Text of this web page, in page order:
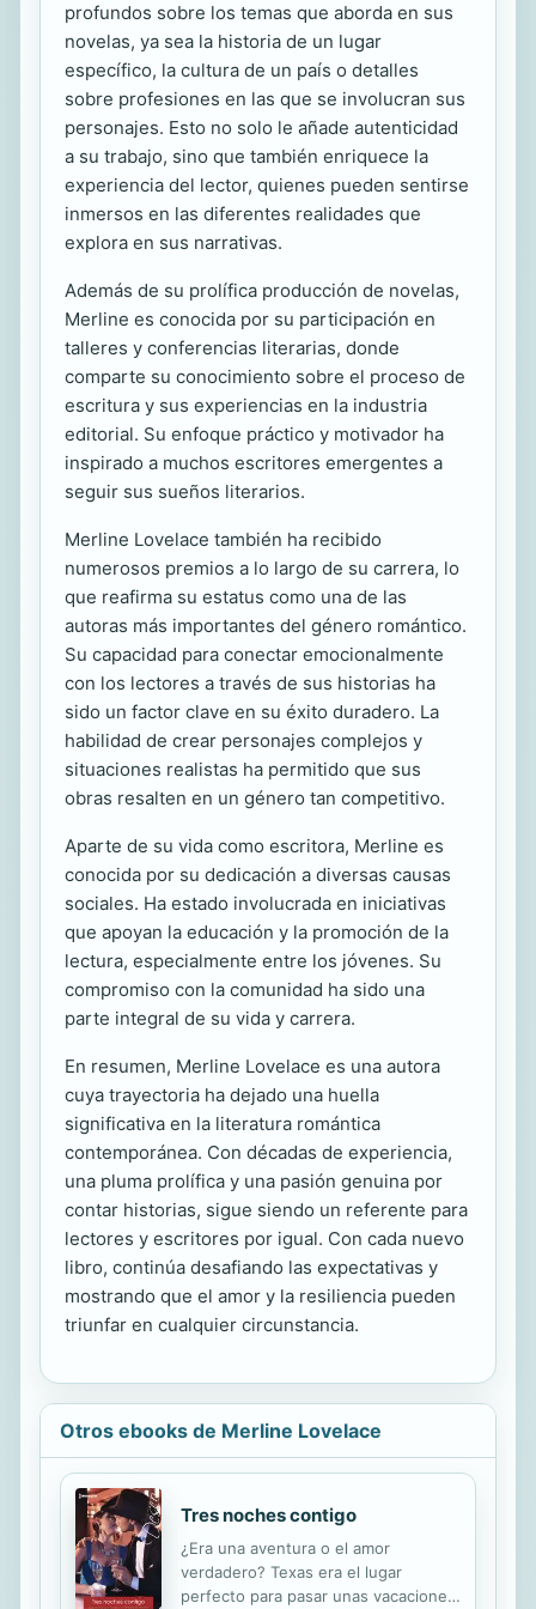
profundos sobre los temas que aborda en sus
novelas, ya sea la historia de un lugar
específico, la cultura de un país o detalles
sobre profesiones en las que se involucran sus
personajes. Esto no solo le añade autenticidad
a su trabajo, sino que también enriquece la
experiencia del lector, quienes pueden sentirse
inmersos en las diferentes realidades que
explora en sus narrativas.
Además de su prolífica producción de novelas,
Merline es conocida por su participación en
talleres y conferencias literarias, donde
comparte su conocimiento sobre el proceso de
escritura y sus experiencias en la industria
editorial. Su enfoque práctico y motivador ha
inspirado a muchos escritores emergentes a
seguir sus sueños literarios.
Merline Lovelace también ha recibido
numerosos premios a lo largo de su carrera, lo
que reafirma su estatus como una de las
autoras más importantes del género romántico.
Su capacidad para conectar emocionalmente
con los lectores a través de sus historias ha
sido un factor clave en su éxito duradero. La
habilidad de crear personajes complejos y
situaciones realistas ha permitido que sus
obras resalten en un género tan competitivo.
Aparte de su vida como escritora, Merline es
conocida por su dedicación a diversas causas
sociales. Ha estado involucrada en iniciativas
que apoyan la educación y la promoción de la
lectura, especialmente entre los jóvenes. Su
compromiso con la comunidad ha sido una
parte integral de su vida y carrera.
En resumen, Merline Lovelace es una autora
cuya trayectoria ha dejado una huella
significativa en la literatura romántica
contemporánea. Con décadas de experiencia,
una pluma prolífica y una pasión genuina por
contar historias, sigue siendo un referente para
lectores y escritores por igual. Con cada nuevo
libro, continúa desafiando las expectativas y
mostrando que el amor y la resiliencia pueden
triunfar en cualquier circunstancia.
Otros ebooks de Merline Lovelace
Tres noches contigo
¿Era una aventura o el amor
verdadero? Texas era el lugar
perfecto para pasar unas vacaciones